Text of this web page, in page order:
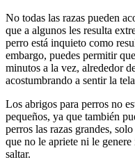
No todas las razas pueden
que a algunos les resulta
perro está inquieto como
embargo, puedes permitir
minutos a la vez, alrededor
acostumbrando a sentir la
Los abrigos para perros no
pequeños, ya que también
perros las razas grandes,
que no le apriete ni le
saltar.